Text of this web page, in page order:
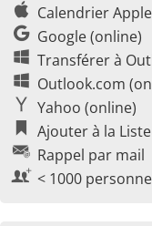
Calendrier Apple
Google (online)
Transférer à
Outlook.com
Yahoo (online)
Ajouter à la
Rappel par mail
< 1000